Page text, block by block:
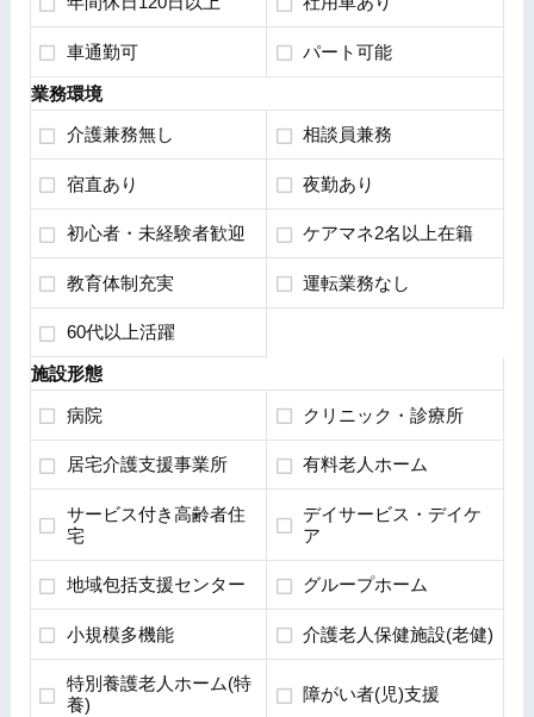
車通勤可 パート可能
業務環境
介護兼務無し 相談員兼務
宿直あり 夜勤あり
初心者・未経験者歓迎 ケアマネ2名以上在籍
教育体制充実 運転業務なし
60代以上活躍
施設形態
病院 クリニック・診療所
居宅介護支援事業所 有料老人ホーム
サービス付き高齢者住
宅
デイサービス・デイケ
ア
地域包括支援センター グループホーム
小規模多機能 介護老人保健施設(老健)
特別養護老人ホーム(特
養)
障がい者(児)支援